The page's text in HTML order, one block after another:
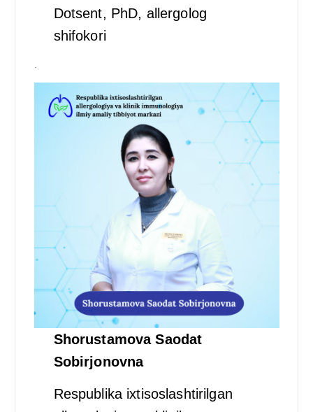
Dotsent, PhD, allergolog
shifokori
.
Shorustamova Saodat
Sobirjonovna
Respublika ixtisoslashtirilgan